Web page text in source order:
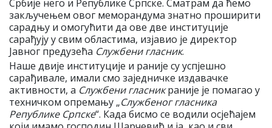
Србије него и Републике Српске. Сматрам да ћемо
закључењем овог меморандума знатно проширити
сарадњу и омогућити да ове две институције
сарађују у свим областима, изјавио је директор
Јавног предузећа Службени гласник.
Наше двије институције и раније су успјешно
сарађивале, имали смо заједничке издавачке
активности, а Службени гласникраније је помагао у
техничком опремању „Службеног гласника
Републике Српске“. Када бисмо се водили осјећајем